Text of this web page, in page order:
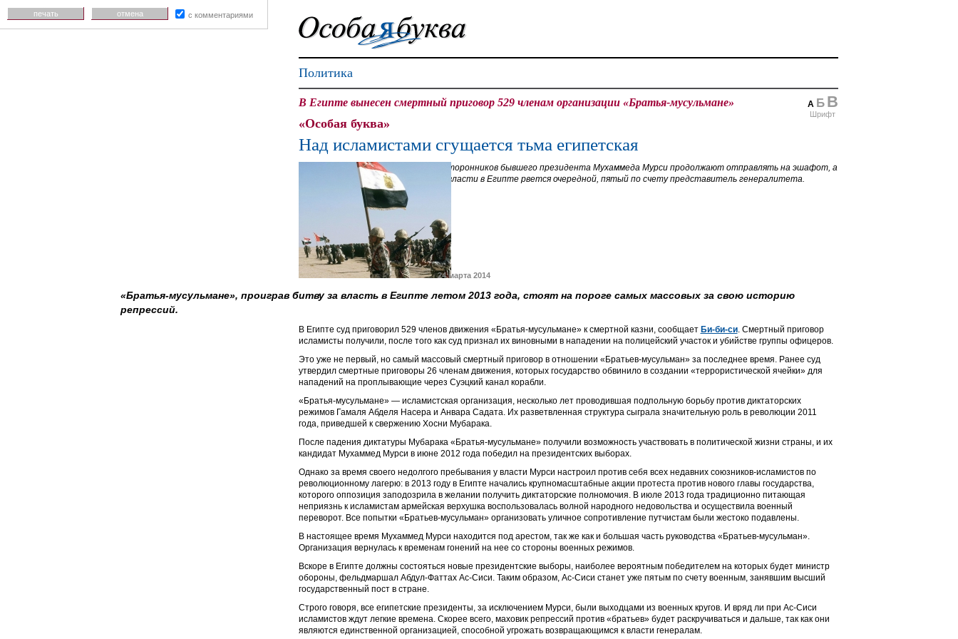
Политика
А Б В
Шрифт
В Египте вынесен смертный приговор 529 членам организации «Братья-мусульмане»
«Особая буква»
Над исламистами сгущается тьма египетская
Сторонников бывшего президента Мухаммеда Мурси продолжают отправлять на эшафот, а
к власти в Египте рвется очередной, пятый по счету представитель генералитета.
24 марта 2014
«Братья-мусульмане», проиграв битву за власть в Египте летом 2013 года, стоят на пороге самых массовых за свою историю
репрессий.
В Египте суд приговорил 529 членов движения «Братья-мусульмане» к смертной казни, сообщает Би-би-си. Смертный приговор
исламисты получили, после того как суд признал их виновными в нападении на полицейский участок и убийстве группы офицеров.
Это уже не первый, но самый массовый смертный приговор в отношении «Братьев-мусульман» за последнее время. Ранее суд
утвердил смертные приговоры 26 членам движения, которых государство обвинило в создании «террористической ячейки» для
нападений на проплывающие через Суэцкий канал корабли.
«Братья-мусульмане» — исламистская организация, несколько лет проводившая подпольную борьбу против диктаторских
режимов Гамаля Абделя Насера и Анвара Садата. Их разветвленная структура сыграла значительную роль в революции 2011
года, приведшей к свержению Хосни Мубарака.
После падения диктатуры Мубарака «Братья-мусульмане» получили возможность участвовать в политической жизни страны, и их
кандидат Мухаммед Мурси в июне 2012 года победил на президентских выборах.
Однако за время своего недолгого пребывания у власти Мурси настроил против себя всех недавних союзников-исламистов по
революционному лагерю: в 2013 году в Египте начались крупномасштабные акции протеста против нового главы государства,
которого оппозиция заподозрила в желании получить диктаторские полномочия. В июле 2013 года традиционно питающая
неприязнь к исламистам армейская верхушка воспользовалась волной народного недовольства и осуществила военный
переворот. Все попытки «Братьев-мусульман» организовать уличное сопротивление путчистам были жестоко подавлены.
В настоящее время Мухаммед Мурси находится под арестом, так же как и большая часть руководства «Братьев-мусульман».
Организация вернулась к временам гонений на нее со стороны военных режимов.
Вскоре в Египте должны состояться новые президентские выборы, наиболее вероятным победителем на которых будет министр
обороны, фельдмаршал Абдул-Фаттах Ас-Сиси. Таким образом, Ас-Сиси станет уже пятым по счету военным, занявшим высший
государственный пост в стране.
Строго говоря, все египетские президенты, за исключением Мурси, были выходцами из военных кругов. И вряд ли при Ас-Сиси
исламистов ждут легкие времена. Скорее всего, маховик репрессий против «братьев» будет раскручиваться и дальше, так как они
являются единственной организацией, способной угрожать возвращающимся к власти генералам.
печать отмена с комментариями